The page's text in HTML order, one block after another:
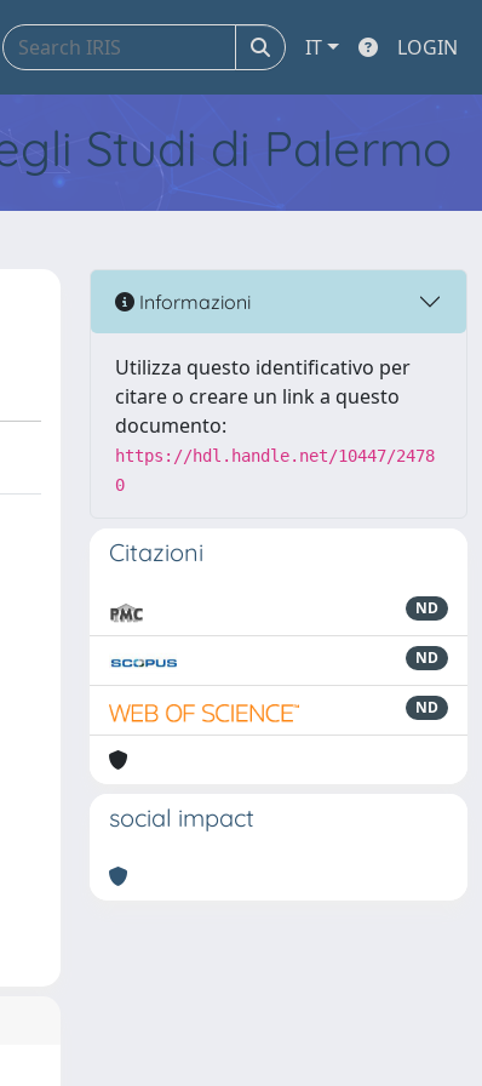
IT LOGIN
Studi di Palermo
Informazioni
Utilizza questo identificativo per
citare o creare un link a questo
documento:
https://hdl.handle.net/10447/2478
0
Citazioni
ND
ND
ND
social impact